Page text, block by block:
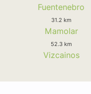
Fuentenebro
31.2 km
Mamolar
52.3 km
Vizcainos